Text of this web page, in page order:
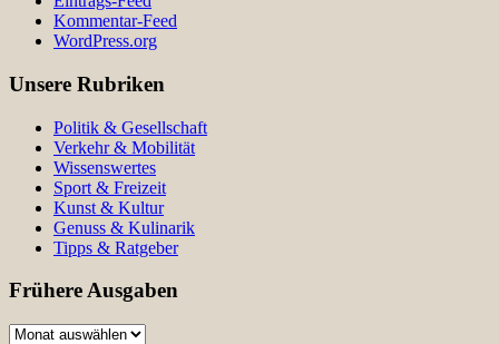
Kommentar-Feed
WordPress.org
Unsere Rubriken
Politik & Gesellschaft
Verkehr & Mobilität
Wissenswertes
Sport & Freizeit
Kunst & Kultur
Genuss & Kulinarik
Tipps & Ratgeber
Frühere Ausgaben
Frühere